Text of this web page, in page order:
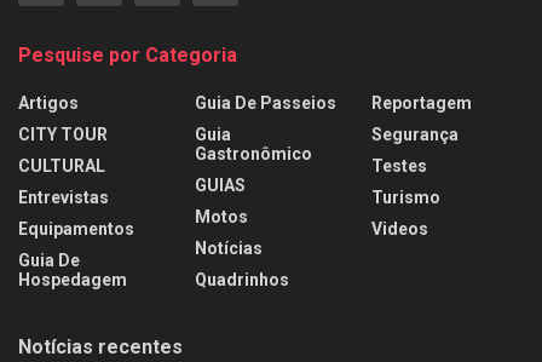
Pesquise por Categoria
Artigos
CITY TOUR
CULTURAL
Entrevistas
Equipamentos
Guia De
Hospedagem
Guia De Passeios
Guia
Gastronômico
GUIAS
Motos
Notícias
Quadrinhos
Reportagem
Segurança
Testes
Turismo
Videos
Notícias recentes